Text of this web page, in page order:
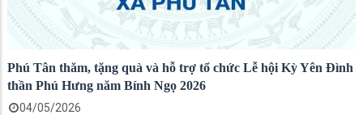
Phú Tân thăm, tặng quà và hỗ trợ tổ chức Lễ hội Kỳ Yên Đình
thần Phú Hưng năm Bính Ngọ 2026
04/05/2026